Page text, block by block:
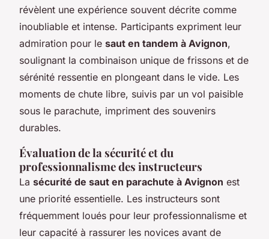
révèlent une expérience souvent décrite comme
inoubliable et intense. Participants expriment leur
admiration pour le saut en tandem à Avignon,
soulignant la combinaison unique de frissons et de
sérénité ressentie en plongeant dans le vide. Les
moments de chute libre, suivis par un vol paisible
sous le parachute, impriment des souvenirs
durables.
Évaluation de la sécurité et du
professionnalisme des instructeurs
La sécurité de saut en parachute à Avignon est
une priorité essentielle. Les instructeurs sont
fréquemment loués pour leur professionnalisme et
leur capacité à rassurer les novices avant de